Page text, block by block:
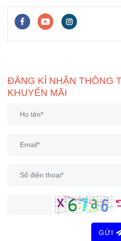
ĐĂNG KÍ NHẬN THÔNG
KHUYẾN MÃI
GỬI